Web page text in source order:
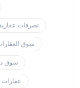
تصرفات
سوق
سوق
عقارات